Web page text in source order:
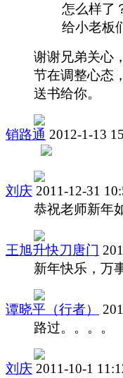
怎么样了
给小老板
谢谢兄弟关心
节在调整心态
送书给你。
销路通 2012-1-13
刘庆 2011-12-31
恭祝老师新年
王旭升快刀唐门
新年快乐，万
谭晓平（行者）
路过。。。。
刘庆 2011-10-1